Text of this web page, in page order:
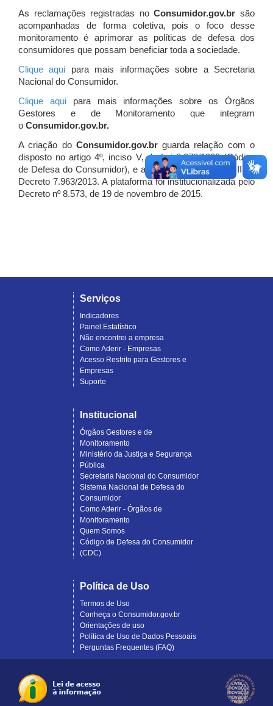
As reclamações registradas noConsumidor.gov.br são
acompanhadas de forma coletiva, pois o foco desse
monitoramento é aprimorar as políticas de defesa dos
consumidores que possam beneficiar toda a sociedade.
Clique aqui para mais informações sobre a Secretaria
Nacional do Consumidor.
Clique aquipara mais informações sobre os Órgãos
Gestores e de Monitoramento que integram
o Consumidor.gov.br.
A criação do Consumidor.gov.brguarda relação com o
disposto no artigo 4º, inciso V, da Lei 8.078/1990 (Código
de Defesa do Consumidor), e artigo 7º, incisos I, II e III do
Decreto 7.963/2013. A plataforma foi institucionalizada pelo
Decreto nº 8.573, de 19 de novembro de 2015.
Serviços
Indicadores
Painel Estatístico
Não encontrei a empresa
Como Aderir - Empresas
Acesso Restrito para Gestores e
Empresas
Suporte
Institucional
Órgãos Gestores e de
Monitoramento
Ministério da Justiça e Segurança
Pública
Secretaria Nacional do Consumidor
Sistema Nacional de Defesa do
Consumidor
Como Aderir - Órgãos de
Monitoramento
Quem Somos
Código de Defesa do Consumidor
(CDC)
Política de Uso
Termos de Uso
Conheça o Consumidor.gov.br
Orientações de uso
Política de Uso de Dados Pessoais
Perguntas Frequentes (FAQ)